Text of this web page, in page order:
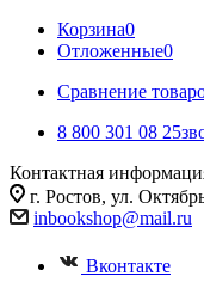
Корзина0
Отложенные0
Сравнение
8 800 301 08 25
Контактная
г. Ростов, ул.
inbookshop@mail.ru
Вконтакте